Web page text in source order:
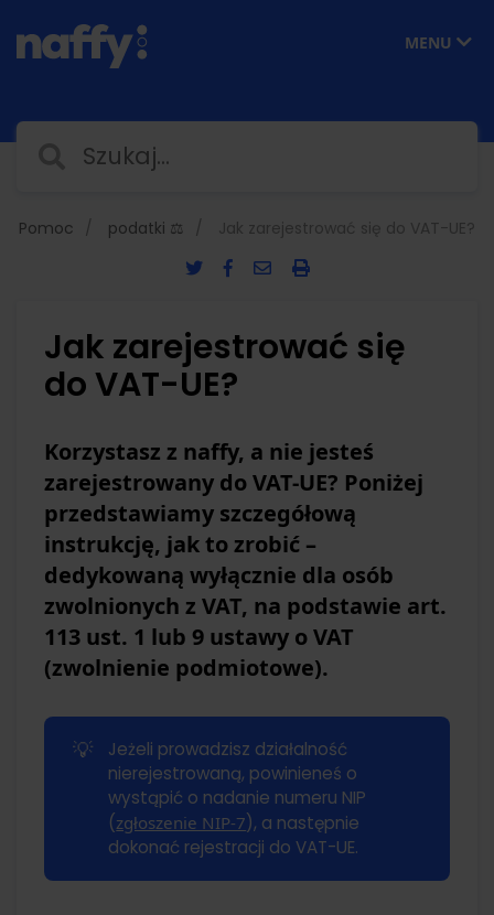
MENU
Pomoc podatki ⚖️ Jak zarejestrować się do VAT-UE?
Jak zarejestrować się
do VAT-UE?
Korzystasz z naffy, a nie jesteś
zarejestrowany do VAT-UE? Poniżej
przedstawiamy szczegółową
instrukcję, jak to zrobić –
dedykowaną wyłącznie dla osób
zwolnionych z VAT, na podstawie art.
113 ust. 1 lub 9 ustawy o VAT
(zwolnienie podmiotowe).
💡
Jeżeli prowadzisz działalność
nierejestrowaną, powinieneś o
wystąpić o nadanie numeru NIP
(zgłoszenie NIP-7), a następnie
dokonać rejestracji do VAT-UE.